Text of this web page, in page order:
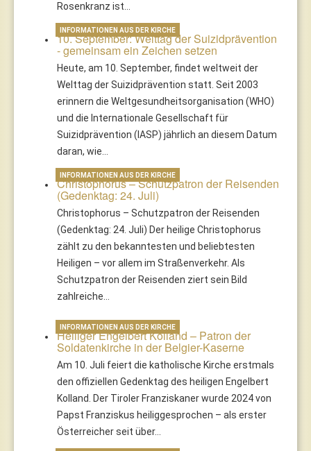
Rosenkranz ist…
10. September: Welttag der Suizidprävention
- gemeinsam ein Zeichen setzen
Heute, am 10. September, findet weltweit der
Welttag der Suizidprävention statt. Seit 2003
erinnern die Weltgesundheitsorganisation (WHO)
und die Internationale Gesellschaft für
Suizidprävention (IASP) jährlich an diesem Datum
daran, wie…
INFORMATIONEN AUS DER KIRCHE
Christophorus – Schutzpatron der Reisenden
(Gedenktag: 24. Juli)
Christophorus – Schutzpatron der Reisenden
(Gedenktag: 24. Juli) Der heilige Christophorus
zählt zu den bekanntesten und beliebtesten
Heiligen – vor allem im Straßenverkehr. Als
Schutzpatron der Reisenden ziert sein Bild
zahlreiche…
INFORMATIONEN AUS DER KIRCHE
Heiliger Engelbert Kolland – Patron der
Soldatenkirche in der Belgier-Kaserne
Am 10. Juli feiert die katholische Kirche erstmals
den offiziellen Gedenktag des heiligen Engelbert
Kolland. Der Tiroler Franziskaner wurde 2024 von
Papst Franziskus heiliggesprochen – als erster
Österreicher seit über…
INFORMATIONEN AUS DER KIRCHE